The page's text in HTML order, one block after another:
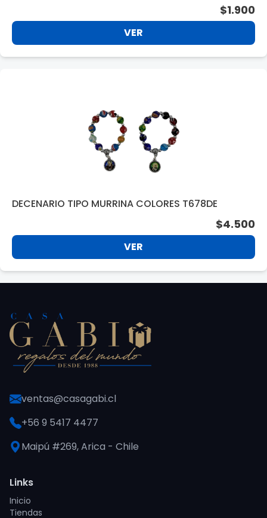
$1.900
VER
DECENARIO TIPO MURRINA COLORES T678DE
$4.500
VER
ventas@casagabi.cl
+56 9 5417 4477
Maipú #269, Arica - Chile
Links
Inicio
Tiendas